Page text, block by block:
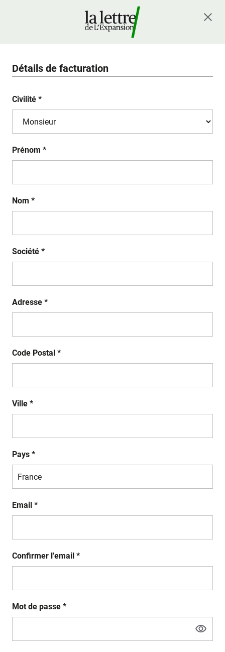
Détails de facturation
Civilité *
Prénom *
Nom *
Société *
Adresse *
Code Postal *
Ville *
Pays *
Email *
Confirmer l'email *
Mot de passe *